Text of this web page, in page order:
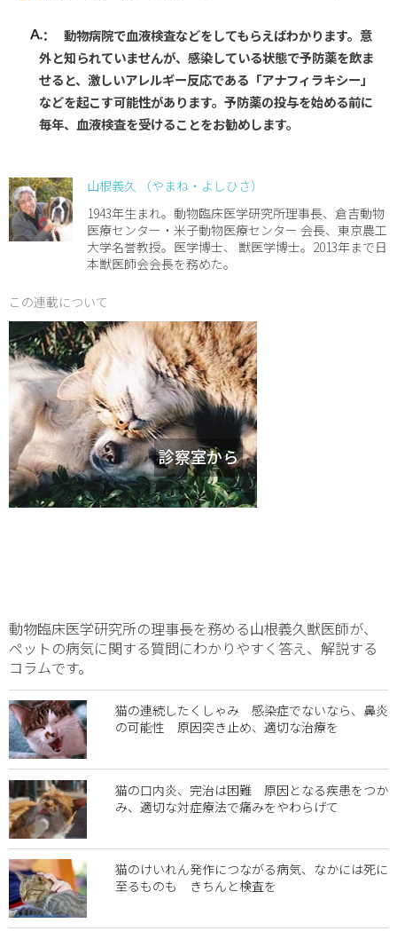
： 動物病院で血液検査などをしてもらえばわかります。意
外と知られていませんが、感染している状態で予防薬を飲ま
せると、激しいアレルギー反応である「アナフィラキシー」
などを起こす可能性があります。予防薬の投与を始める前に
毎年、血液検査を受けることをお勧めします。
山根義久 （やまね・よしひさ）
1943年生まれ。動物臨床医学研究所理事長、倉吉動物
医療センター・米子動物医療センター 会長、東京農工
大学名誉教授。医学博士、 獣医学博士。2013年まで日
本獣医師会会長を務めた。
この連載について
診察室から
動物臨床医学研究所の理事長を務める山根義久獣医師が、
ペットの病気に関する質問にわかりやすく答え、解説する
コラムです。
猫の連続したくしゃみ 感染症でないなら、鼻炎
の可能性 原因突き止め、適切な治療を
猫の口内炎、完治は困難 原因となる疾患をつか
み、適切な対症療法で痛みをやわらげて
猫のけいれん発作につながる病気、なかには死に
至るものも きちんと検査を